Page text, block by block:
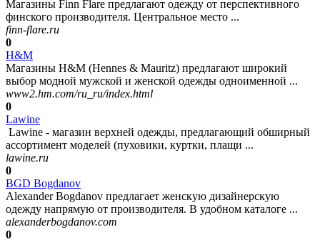
Магазины Finn Flare предлагают одежду от перспективного
финского производителя. Центральное место ...
finn-flare.ru
0
H&M
Магазины H&M (Hennes & Mauritz) предлагают широкий
выбор модной мужской и женской одежды одноименной ...
www2.hm.com/ru_ru/index.html
0
Lawine
Lawine - магазин верхней одежды, предлагающий обширный
ассортимент моделей (пуховики, куртки, плащи ...
lawine.ru
0
BGD Bogdanov
Alexander Bogdanov предлагает женскую дизайнерскую
одежду напрямую от производителя. В удобном каталоге ...
alexanderbogdanov.com
0